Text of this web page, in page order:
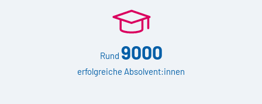
Rund 9000
erfolgreiche Absolvent:innen